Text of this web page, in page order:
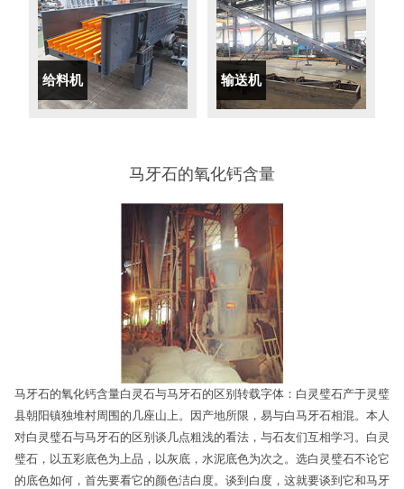
给料机 输送机
马牙石的氧化钙含量
马牙石的氧化钙含量白灵石与马牙石的区别转载字体：白灵璧石产于灵璧
县朝阳镇独堆村周围的几座山上。因产地所限，易与白马牙石相混。本人
对白灵璧石与马牙石的区别谈几点粗浅的看法，与石友们互相学习。白灵
璧石，以五彩底色为上品，以灰底，水泥底色为次之。选白灵璧石不论它
的底色如何，首先要看它的颜色洁白度。谈到白度，这就要谈到它和马牙